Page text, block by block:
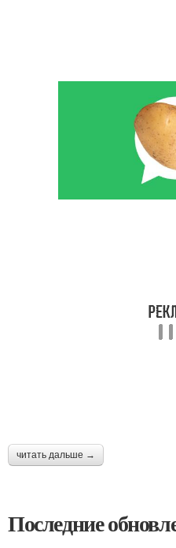
читать дальше →
Последние